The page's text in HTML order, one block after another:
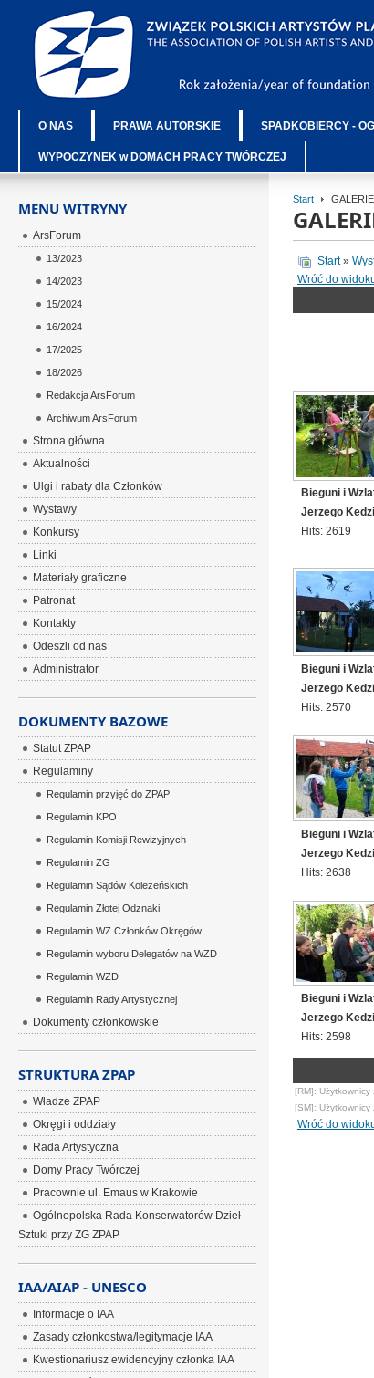
O NAS PRAWA AUTORSKIE SPADKOBIERCY -
WYPOCZYNEK w DOMACH PRACY TWÓRCZEJ
Start GALERIE
Start»
Wróć do
Bieguni i
Jerzego
Hits: 2619
Bieguni i
Jerzego
Hits: 2570
Bieguni i
Jerzego
Hits: 2638
Bieguni i
Jerzego
Hits: 2598
[RM]: Użytkownicy
[SM]: Użytkownicy
Wróć do
MENU WITRYNY
ArsForum
13/2023
14/2023
15/2024
16/2024
17/2025
18/2026
Redakcja ArsForum
Archiwum ArsForum
Strona główna
Aktualności
Ulgi i rabaty dla Członków
Wystawy
Konkursy
Linki
Materiały graficzne
Patronat
Kontakty
Odeszli od nas
Administrator
DOKUMENTY BAZOWE
Statut ZPAP
Regulaminy
Regulamin przyjęć do ZPAP
Regulamin KPO
Regulamin Komisji Rewizyjnych
Regulamin ZG
Regulamin Sądów Koleżeńskich
Regulamin Złotej Odznaki
Regulamin WZ Członków Okręgów
Regulamin wyboru Delegatów na WZD
Regulamin WZD
Regulamin Rady Artystycznej
Dokumenty członkowskie
STRUKTURA ZPAP
Władze ZPAP
Okręgi i oddziały
Rada Artystyczna
Domy Pracy Twórczej
Pracownie ul. Emaus w Krakowie
Ogólnopolska Rada Konserwatorów Dzieł
Sztuki przy ZG ZPAP
IAA/AIAP - UNESCO
Informacje o IAA
Zasady członkostwa/legitymacje IAA
Kwestionariusz ewidencyjny członka IAA